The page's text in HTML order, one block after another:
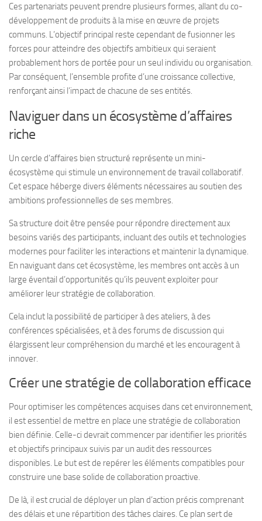
Ces partenariats peuvent prendre plusieurs formes, allant du co-
développement de produits à la mise en œuvre de projets
communs. L’objectif principal reste cependant de fusionner les
forces pour atteindre des objectifs ambitieux qui seraient
probablement hors de portée pour un seul individu ou organisation.
Par conséquent, l’ensemble profite d’une croissance collective,
renforçant ainsi l’impact de chacune de ses entités.
Naviguer dans un écosystème d’affaires
riche
Un cercle d’affaires bien structuré représente un mini-
écosystème qui stimule un environnement de travail collaboratif.
Cet espace héberge divers éléments nécessaires au soutien des
ambitions professionnelles de ses membres.
Sa structure doit être pensée pour répondre directement aux
besoins variés des participants, incluant des outils et technologies
modernes pour faciliter les interactions et maintenir la dynamique.
En naviguant dans cet écosystème, les membres ont accès à un
large éventail d’opportunités qu’ils peuvent exploiter pour
améliorer leur stratégie de collaboration.
Cela inclut la possibilité de participer à des ateliers, à des
conférences spécialisées, et à des forums de discussion qui
élargissent leur compréhension du marché et les encouragent à
innover.
Créer une stratégie de collaboration efficace
Pour optimiser les compétences acquises dans cet environnement,
il est essentiel de mettre en place une stratégie de collaboration
bien définie. Celle-ci devrait commencer par identifier les priorités
et objectifs principaux suivis par un audit des ressources
disponibles. Le but est de repérer les éléments compatibles pour
construire une base solide de collaboration proactive.
De là, il est crucial de déployer un plan d’action précis comprenant
des délais et une répartition des tâches claires. Ce plan sert de